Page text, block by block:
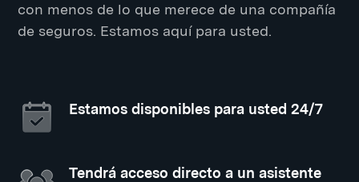
con menos de lo que merece de una compañía
de seguros. Estamos aquí para usted.
Estamos disponibles para usted 24/7
Tendrá acceso directo a un asistente